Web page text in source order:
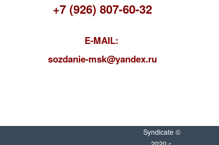
+7 (926) 807-60-32
E-MAIL:
sozdanie-msk@yandex.ru
Syndicate ©